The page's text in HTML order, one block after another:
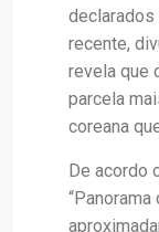
declarados
recente,
revela que
parcela
coreana
De acordo